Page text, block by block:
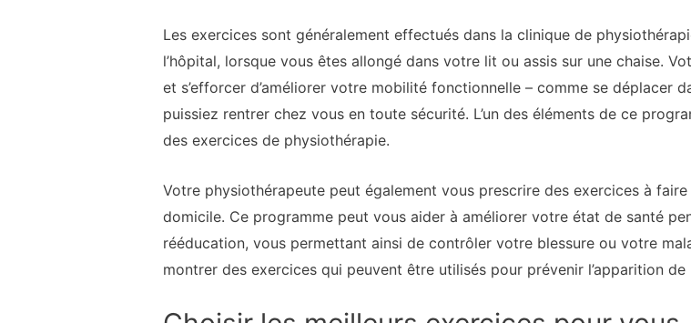
Les exercices sont généralement effectués dans la clinique de
l’hôpital, lorsque vous êtes allongé dans votre lit ou assis sur une chaise.
et s’efforcer d’améliorer votre mobilité fonctionnelle – comme se déplacer
puissiez rentrer chez vous en toute sécurité. L’un des éléments de ce
des exercices de physiothérapie.
Votre physiothérapeute peut également vous prescrire des exercices à faire
domicile. Ce programme peut vous aider à améliorer votre état de santé
rééducation, vous permettant ainsi de contrôler votre blessure ou votre
montrer des exercices qui peuvent être utilisés pour prévenir l’apparition